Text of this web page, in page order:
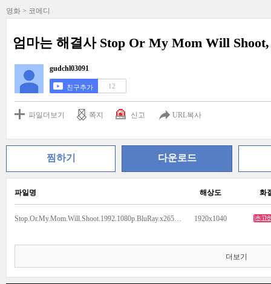
영화 > 코메디
엄마는 해결사 Stop Or My Mom Will Shoot,
gudchl03091
친구추가 12
파일더보기 쪽지 신고 URL복사
찜하기 다운로드
파일명 해상도 화
Stop.Or.My.Mom.Will.Shoot.1992.1080p.BluRay.x265-RARBG.mp4 1920x1040
더보기